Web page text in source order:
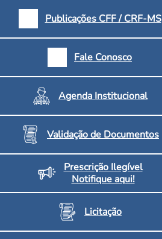
e Drogaria
no CRF/MS
e Indígena
Publicações CFF / CRF-MS
Fale Conosco
Agenda Institucional
Validação de Documentos
Prescrição Ilegível
Notifique aqui!
Licitação